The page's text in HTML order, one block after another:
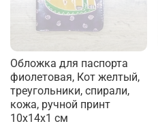
Обложка для паспорта
фиолетовая, Кот желтый,
треугольники, спирали,
кожа, ручной принт
10x14x1 см